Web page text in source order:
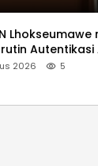
Pensiun tetap
2026 5